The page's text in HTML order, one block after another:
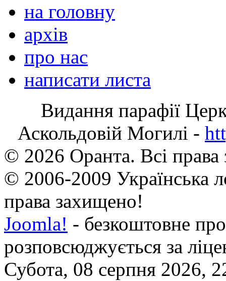
на головну
архів
про нас
написати листа
Видання парафії
Аскольдовій Могилі -
© 2026 Оранта. Всі
© 2006-2009 Українська
права захищено!
Joomla! - безкоштовне
розповсюджується за
Субота, 08 серпня 2026,